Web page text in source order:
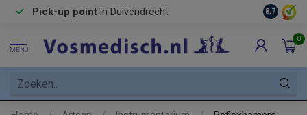
Pick-up point in Duivendrecht 8.7
MENU
0